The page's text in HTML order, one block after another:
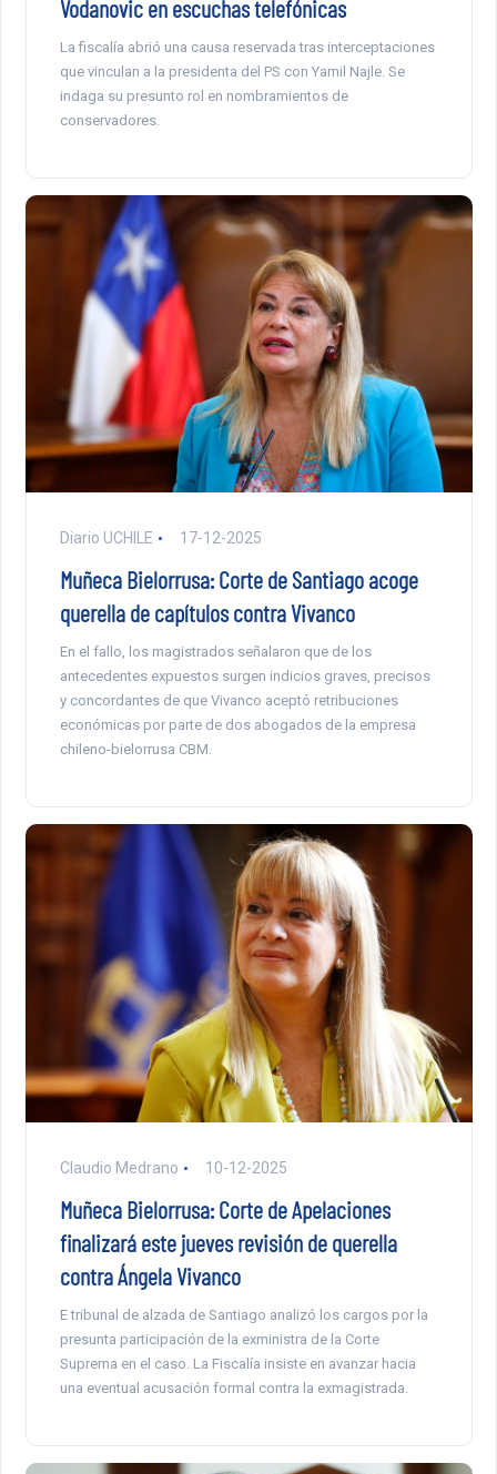
Vodanovic en escuchas telefónicas
La fiscalía abrió una causa reservada tras interceptaciones
que vinculan a la presidenta del PS con Yamil Najle. Se
indaga su presunto rol en nombramientos de
conservadores.
Diario UCHILE 17-12-2025
Muñeca Bielorrusa: Corte de Santiago acoge
querella de capítulos contra Vivanco
En el fallo, los magistrados señalaron que de los
antecedentes expuestos surgen indicios graves, precisos
y concordantes de que Vivanco aceptó retribuciones
económicas por parte de dos abogados de la empresa
chileno-bielorrusa CBM.
Claudio Medrano 10-12-2025
Muñeca Bielorrusa: Corte de Apelaciones
finalizará este jueves revisión de querella
contra Ángela Vivanco
E tribunal de alzada de Santiago analizó los cargos por la
presunta participación de la exministra de la Corte
Suprema en el caso. La Fiscalía insiste en avanzar hacia
una eventual acusación formal contra la exmagistrada.